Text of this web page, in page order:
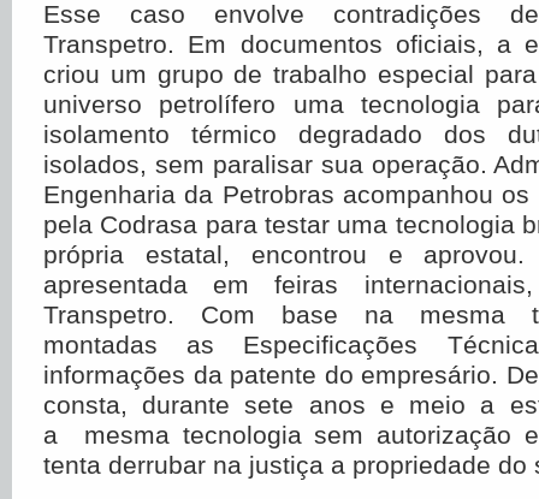
Esse caso envolve contradições
Transpetro. Em documentos oficiais, a
criou um grupo de trabalho especial
universo petrolífero uma tecnologia
isolamento térmico degradado dos
isolados, sem paralisar sua operação.
Engenharia da Petrobras acompanhou
pela Codrasa para testar uma tecnologia
própria estatal, encontrou e
apresentada em feiras
Transpetro. Com base na mesma
montadas as Especificações
informações da patente do empresário.
consta, durante sete anos e meio a
a mesma tecnologia sem autorização
tenta derrubar na justiça a propriedade do